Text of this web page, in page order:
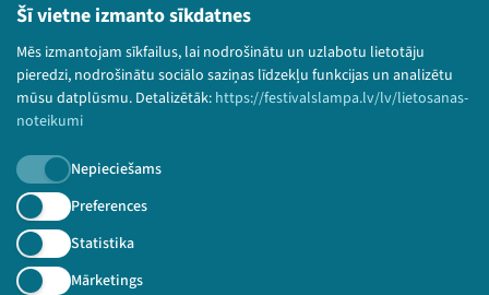
Šī vietne izmanto sīkdatnes
Mēs izmantojam sīkfailus, lai nodrošinātu un uzlabotu lietotāju
pieredzi, nodrošinātu sociālo saziņas līdzekļu funkcijas un analizētu
mūsu datplūsmu. Detalizētāk: https://festivalslampa.lv/lv/lietosanas-
noteikumi
Nepieciešams
Preferences
Statistika
Mārketings
Bērnu aizsardzības politika
© 2026 Sarunu festivāls LAMPA Visas tiesības
paturētas.
Piesakies jaunumiem!
Nepalaid garām aktuālāko informāciju!